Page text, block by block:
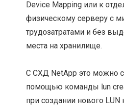
Device Mapping или к
физическому серверу с
трудозатратами и без
места на хранилище.
С СХД NetApp это можно
помощью команды lun
при создании нового LUN